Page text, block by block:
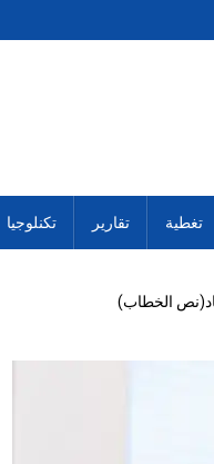
تغطية تقارير تكنلوجيا
الخطاب)